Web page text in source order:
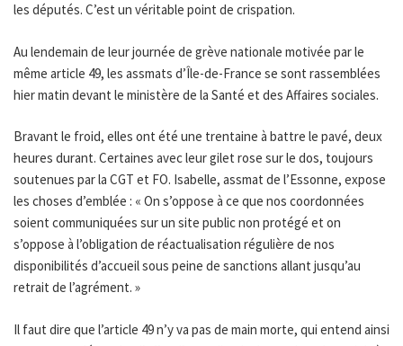
les députés. C’est un véritable point de crispation.
Au lendemain de leur journée de grève nationale motivée par le
même article 49, les assmats d’Île-de-France se sont rassemblées
hier matin devant le ministère de la Santé et des Affaires sociales.
Bravant le froid, elles ont été une trentaine à battre le pavé, deux
heures durant. Certaines avec leur gilet rose sur le dos, toujours
soutenues par la CGT et FO. Isabelle, assmat de l’Essonne, expose
les choses d’emblée : « On s’oppose à ce que nos coordonnées
soient communiquées sur un site public non protégé et on
s’oppose à l’obligation de réactualisation régulière de nos
disponibilités d’accueil sous peine de sanctions allant jusqu’au
retrait de l’agrément. »
Il faut dire que l’article 49 n’y va pas de main morte, qui entend ainsi